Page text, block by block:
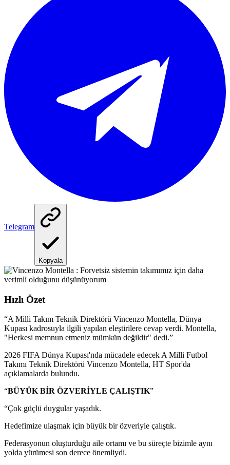
Telegram
Kopyala
Hızlı Özet
“A Milli Takım Teknik Direktörü Vincenzo Montella, Dünya
Kupası kadrosuyla ilgili yapılan eleştirilere cevap verdi. Montella,
"Herkesi memnun etmeniz mümkün değildir" dedi.”
2026 FIFA Dünya Kupası'nda mücadele edecek A Milli Futbol
Takımı Teknik Direktörü Vincenzo Montella, HT Spor'da
açıklamalarda bulundu.
“BÜYÜK BİR ÖZVERİYLE ÇALIŞTIK”
“Çok güçlü duygular yaşadık.
Hedefimize ulaşmak için büyük bir özveriyle çalıştık.
Federasyonun oluşturduğu aile ortamı ve bu süreçte bizimle aynı
yolda yürümesi son derece önemliydi.